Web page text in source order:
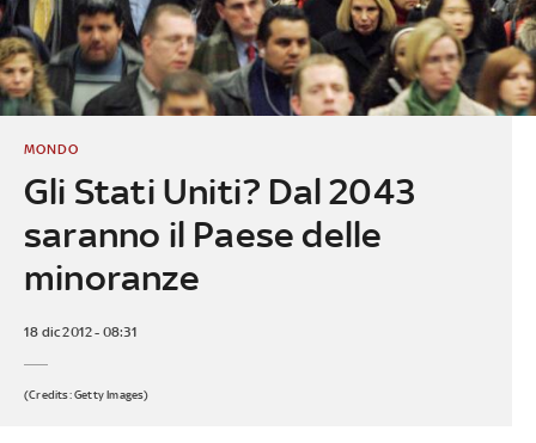
Gli Stati Uniti? Dal 2043
saranno il Paese delle
minoranze
MONDO
18 dic 2012 - 08:31
(Credits: Getty Images)